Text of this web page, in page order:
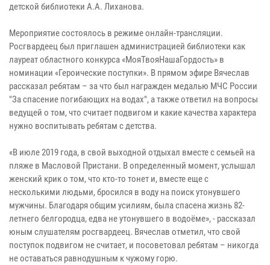
детской библиотеки А.А. Лиханова.
Мероприятие состоялось в режиме онлайн-трансляции.
Росгвардеец был приглашен администрацией библиотеки как
лауреат областного конкурса «МояТвояНашаГордость» в
номинации «Героические поступки». В прямом эфире Вячеслав
рассказал ребятам – за что был награжден медалью МЧС России
"За спасение погибающих на водах", а также ответил на вопросы
ведущей о том, что считает подвигом и какие качества характера
нужно воспитывать ребятам с детства.
«В июле 2019 года, в свой выходной отдыхал вместе с семьей на
пляже в Масловой Пристани. В определенный момент, услышал
женский крик о том, что кто-то тонет и, вместе еще с
несколькими людьми, бросился в воду на поиск утонувшего
мужчины. Благодаря общим усилиям, была спасена жизнь 82-
летнего белгородца, едва не утонувшего в водоёме», - рассказал
юным слушателям росгвардеец. Вячеслав отметил, что свой
поступок подвигом не считает, и посоветовал ребятам – никогда
не оставаться равнодушным к чужому горю.